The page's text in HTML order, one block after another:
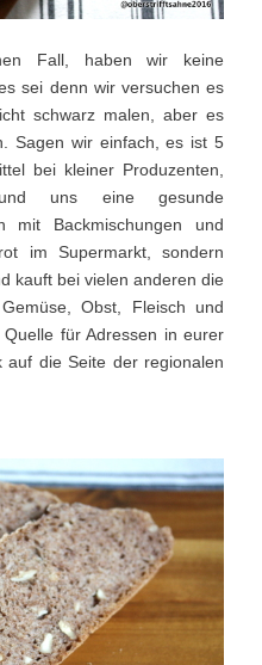
Fall, haben wir keine
sei denn wir versuchen es
schwarz malen, aber es
Sagen wir einfach, es ist 5
bei kleiner Produzenten,
uns eine gesunde
mit Backmischungen und
im Supermarkt, sondern
kauft bei vielen anderen die
Obst, Fleisch und
für Adressen in eurer
auf die Seite der regionalen